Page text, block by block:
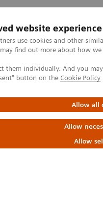
website experience
use cookies and other
find out more about how
them individually. And you
button on the Cookie Policy
Allow all
Allow
Allow
cliniques
IT
simplify workflows.